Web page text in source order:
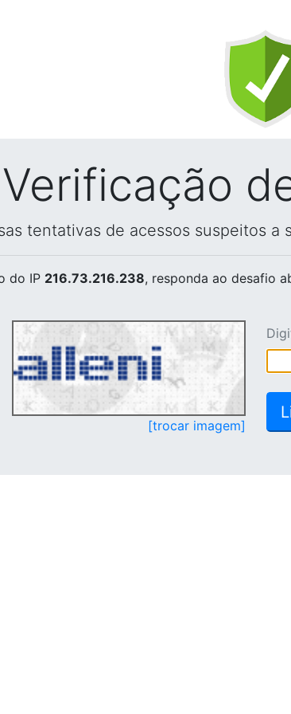
Verificação
tentativas de acessos suspeitos a
do IP 216.73.216.238, responda ao desafio
[trocar imagem]